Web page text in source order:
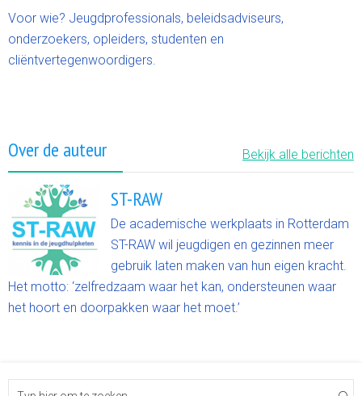
Voor wie? Jeugdprofessionals, beleidsadviseurs,
onderzoekers, opleiders, studenten en
cliëntvertegenwoordigers.
Over de auteur Bekijk alle berichten
ST-RAW
De academische werkplaats in Rotterdam
ST-RAW wil jeugdigen en gezinnen meer
gebruik laten maken van hun eigen kracht.
Het motto: ‘zelfredzaam waar het kan, ondersteunen waar
het hoort en doorpakken waar het moet.’